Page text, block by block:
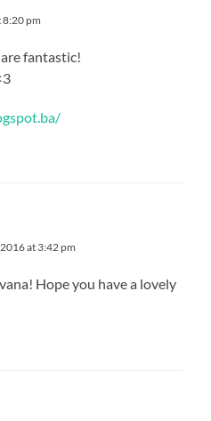
8:20 pm
fantastic!
at 3:42 pm
Hope you have a lovely